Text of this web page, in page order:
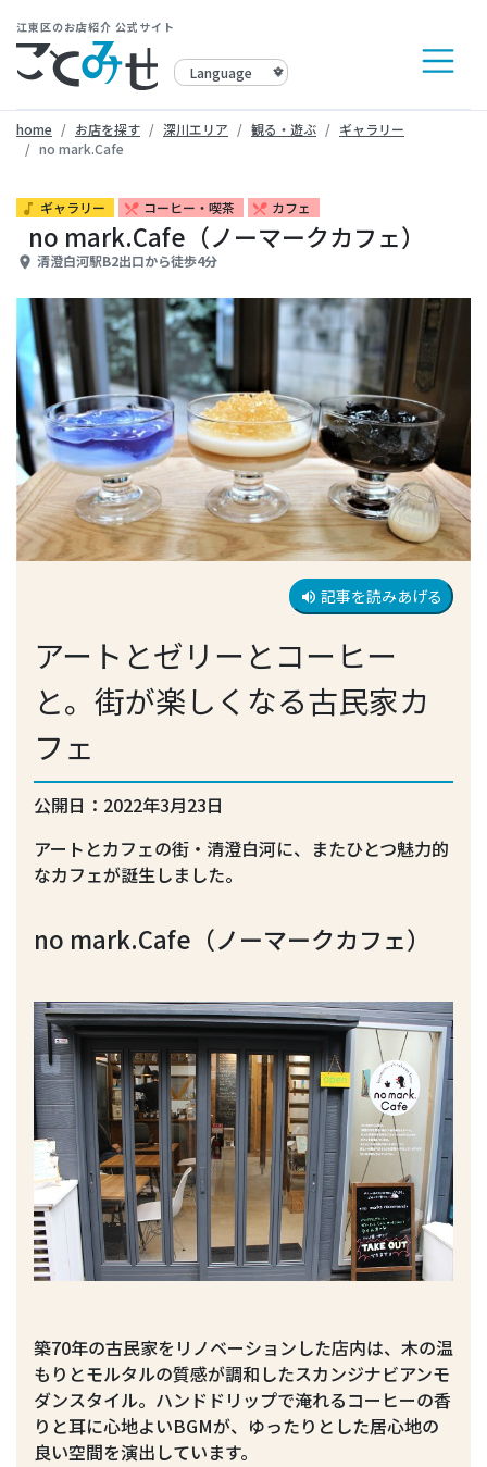
江東区のお店紹介 公式サイト
home お店を探す 深川エリア 観る・遊ぶ
ギャラリー
no mark.Cafe
music_note ギャラリー restaurant_menu コーヒー・喫茶 restaurant_menu カフェ
no mark.Cafe（ノーマークカフェ）
place 清澄白河駅B2出口から徒歩4分
volume_up 記事を読みあげる
アートとゼリーとコーヒー
と。街が楽しくなる古民家カ
フェ
公開日：2022年3月23日
アートとカフェの街・清澄白河に、またひとつ魅力的
なカフェが誕生しました。
no mark.Cafe（ノーマークカフェ）
築70年の古民家をリノベーションした店内は、木の温
もりとモルタルの質感が調和したスカンジナビアンモ
ダンスタイル。ハンドドリップで淹れるコーヒーの香
りと耳に心地よいBGMが、ゆったりとした居心地の
良い空間を演出しています。